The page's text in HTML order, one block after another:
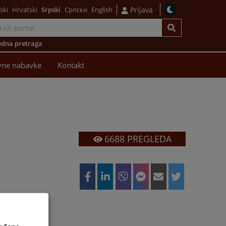
Hrvatski Srpski Српски English Prijava
pretraga
nabavke Kontakt
6688PREGLEDA